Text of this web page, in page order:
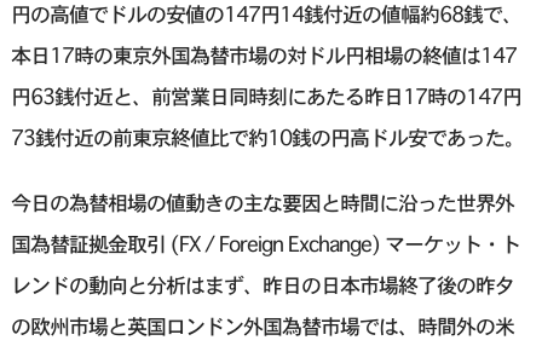
円の高値でドルの安値の147円14銭付近の値幅約68銭で、
本日17時の東京外国為替市場の対ドル円相場の終値は147
円63銭付近と、前営業日同時刻にあたる昨日17時の147円
73銭付近の前東京終値比で約10銭の円高ドル安であった。
今日の為替相場の値動きの主な要因と時間に沿った世界外
国為替証拠金取引 (FX / Foreign Exchange) マーケット・ト
レンドの動向と分析はまず、昨日の日本市場終了後の昨夕
の欧州市場と英国ロンドン外国為替市場では、時間外の米